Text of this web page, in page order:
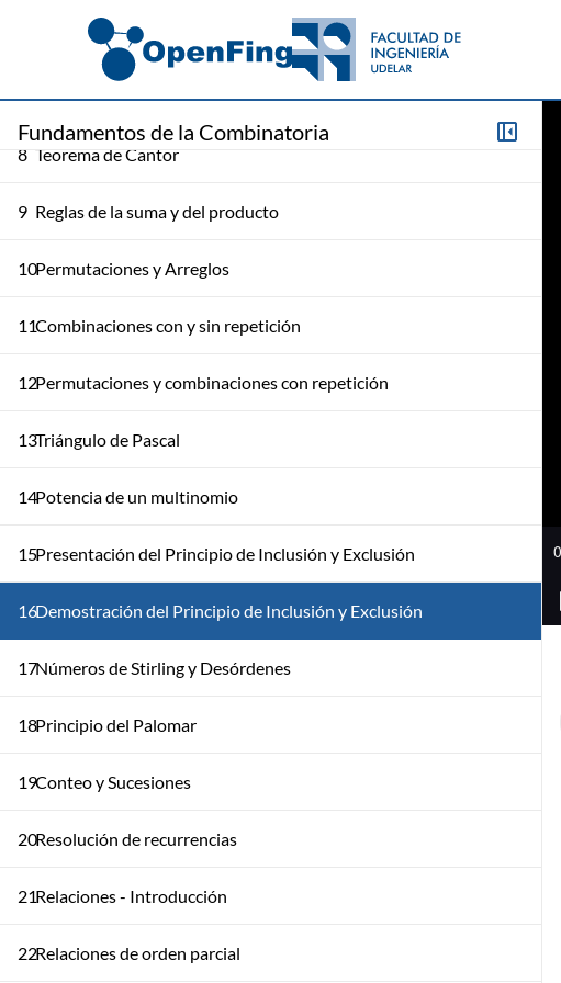
Fundamentos de la Combinatoria
Conjuntos Numerables
7 Buen Orden y Numerabilidad
8 Teorema de Cantor
9 Reglas de la suma y del producto
10Permutaciones y Arreglos
11Combinaciones con y sin repetición
12Permutaciones y combinaciones con repetición
13Triángulo de Pascal
14Potencia de un multinomio
15Presentación del Principio de Inclusión y Exclusión
16Demostración del Principio de Inclusión y Exclusión
17Números de Stirling y Desórdenes
18Principio del Palomar
19Conteo y Sucesiones
20Resolución de recurrencias
21Relaciones - Introducción
22Relaciones de orden parcial